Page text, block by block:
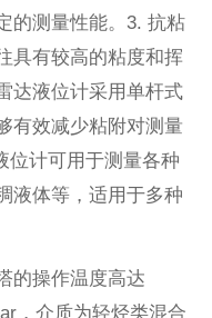
的测量性能。3. 抗粘
具有较高的粘度和挥
达液位计采用单杆式
有效减少粘附对测量
位计可用于测量各种
液体等，适用于多种
的操作温度高达
，介质为轻烃类混合